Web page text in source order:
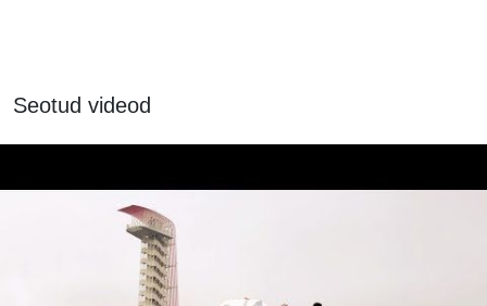
Seotud videod